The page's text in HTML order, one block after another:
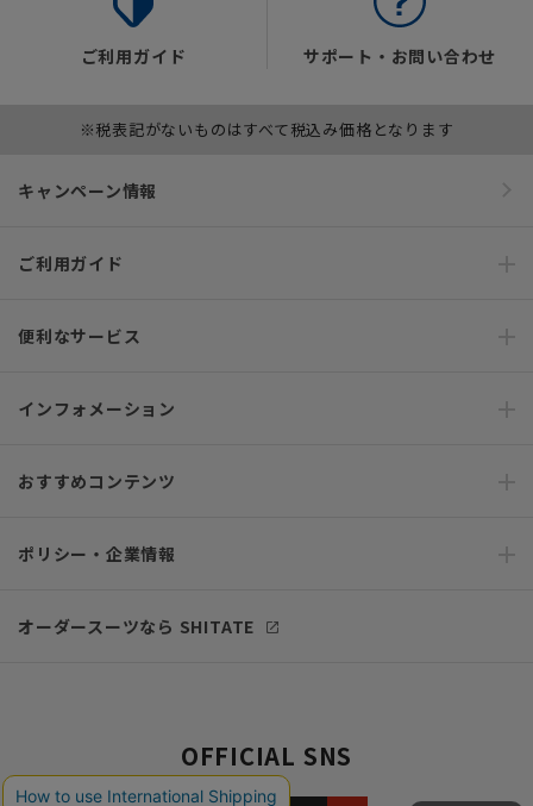
ご利用ガイド サポート・お問い合わせ
※税表記がないものはすべて税込み価格となります
キャンペーン情報
ご利用ガイド
便利なサービス
インフォメーション
おすすめコンテンツ
ポリシー・企業情報
オーダースーツなら SHITATE
OFFICIAL SNS